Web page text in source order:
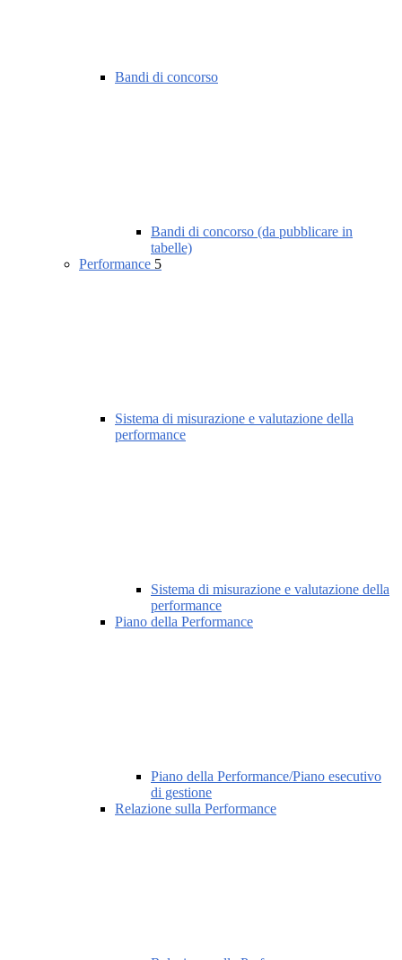
Bandi di concorso
Bandi di concorso (da pubblicare in
tabelle)
Performance 5
Sistema di misurazione e valutazione della
performance
Sistema di misurazione e valutazione della
performance
Piano della Performance
Piano della Performance/Piano esecutivo
di gestione
Relazione sulla Performance